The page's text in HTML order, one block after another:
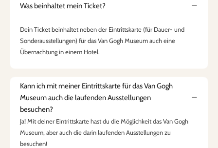
Was beinhaltet mein Ticket?
Dein Ticket beinhaltet neben der Eintrittskarte (für Dauer- und
Sonderausstellungen) für das Van Gogh Museum auch eine
Übernachtung in einem Hotel.
Kann ich mit meiner Eintrittskarte für das Van Gogh
Museum auch die laufenden Ausstellungen
besuchen?
Ja! Mit deiner Eintrittskarte hast du die Möglichkeit das Van Gogh
Museum, aber auch die darin laufenden Ausstellungen zu
besuchen!